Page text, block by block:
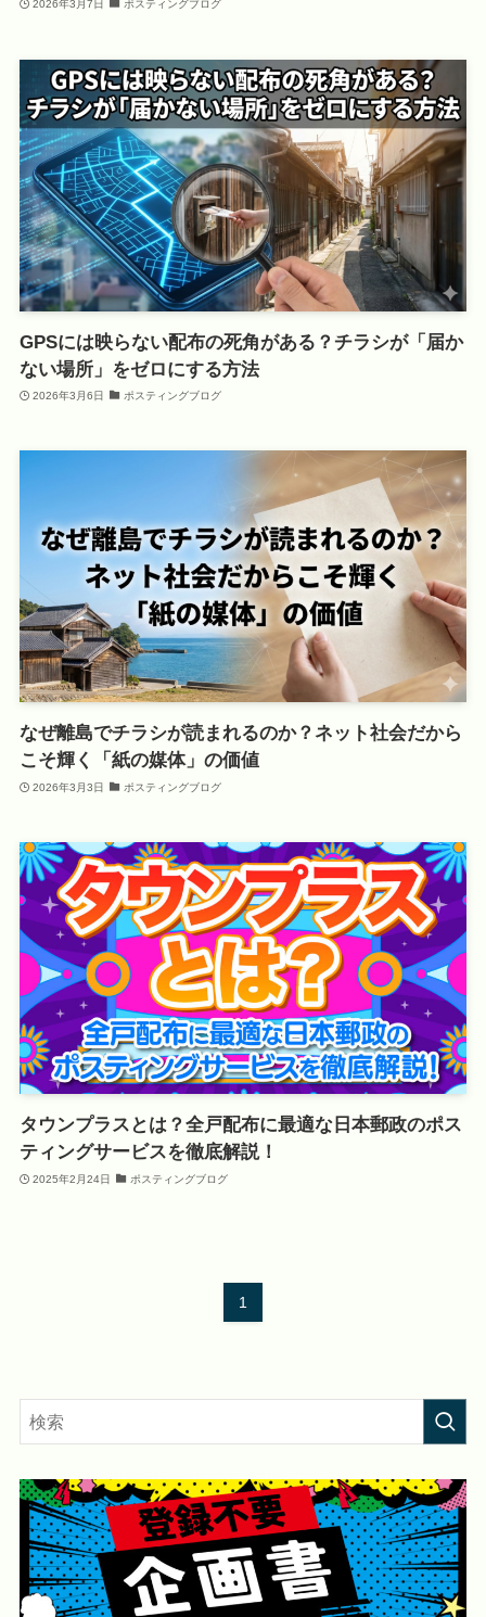
2026年3月7日 ポスティングブログ
GPSには映らない配布の死角がある？チラシが「届か
ない場所」をゼロにする方法
2026年3月6日 ポスティングブログ
なぜ離島でチラシが読まれるのか？ネット社会だから
こそ輝く「紙の媒体」の価値
2026年3月3日 ポスティングブログ
タウンプラスとは？全戸配布に最適な日本郵政のポス
ティングサービスを徹底解説！
2025年2月24日 ポスティングブログ
1